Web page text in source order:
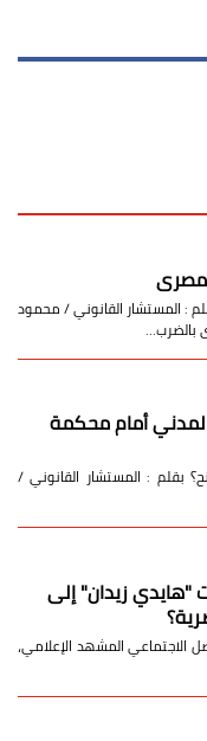
: المستشار القانوني / محمود
بالضرب…
أمام محكمة
بقلم : المستشار القانوني /
"هايدي زيدان" إلى
المشهد الإعلامي،